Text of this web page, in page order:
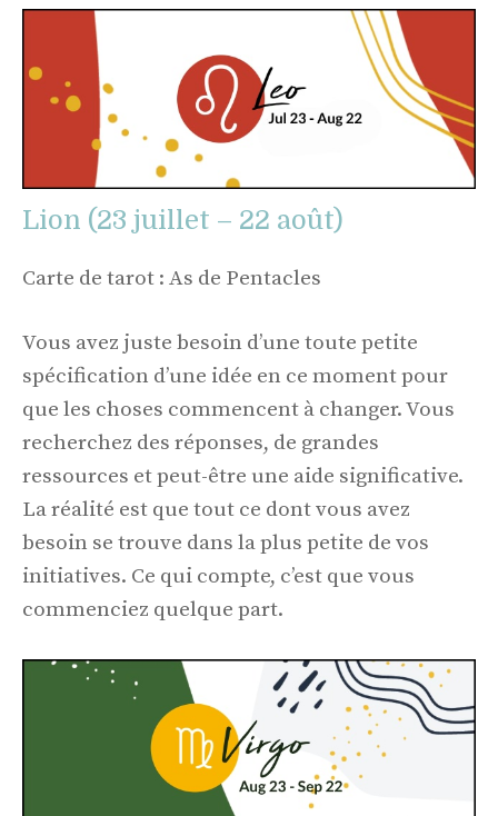
Lion (23 juillet – 22 août)
Carte de tarot : As de Pentacles
Vous avez juste besoin d’une toute petite
spécification d’une idée en ce moment pour
que les choses commencent à changer. Vous
recherchez des réponses, de grandes
ressources et peut-être une aide significative.
La réalité est que tout ce dont vous avez
besoin se trouve dans la plus petite de vos
initiatives. Ce qui compte, c’est que vous
commenciez quelque part.